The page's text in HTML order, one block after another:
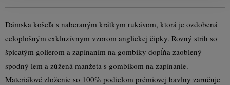
Dámska košeľa s naberaným krátkym rukávom, ktorá je ozdobená
celoplošným exkluzívnym vzorom anglickej čipky. Rovný strih so
špicatým golierom a zapínaním na gombíky dopĺňa zaoblený
spodný lem a zúžená manžeta s gombíkom na zapínanie.
Materiálové zloženie so 100% podielom prémiovej bavlny zaručuje